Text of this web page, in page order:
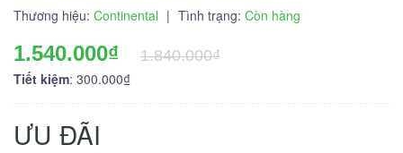
Thương hiệu: Continental | Tình trạng: Còn hàng
1.540.000₫
1.840.000₫
Tiết kiệm: 300.000₫
ƯU ĐÃI